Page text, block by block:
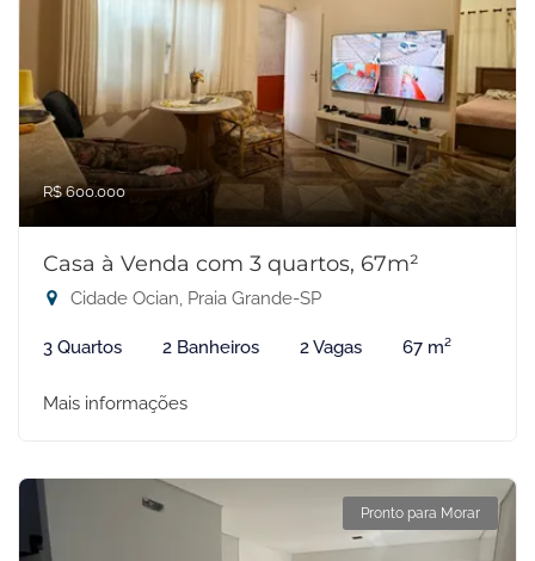
R$ 600.000
Casa à Venda com 3 quartos, 67m²
Cidade Ocian, Praia Grande-SP
3 Quartos 2 Banheiros 2 Vagas 67 m²
Mais informações
Pronto para Morar